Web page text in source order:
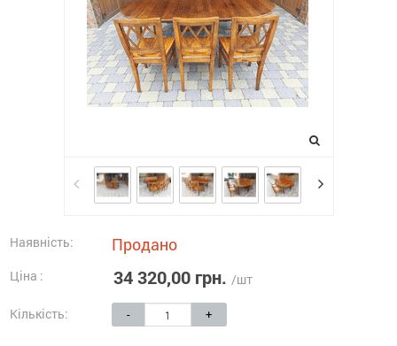
Наявність: Продано
Ціна : 34 320,00 грн. /шт
Кількість: - +